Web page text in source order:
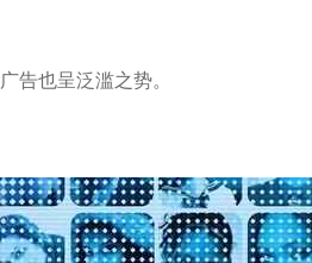
告也呈泛滥之势。